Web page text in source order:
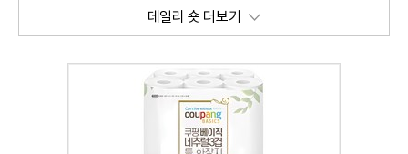
데일리 숏 더보기